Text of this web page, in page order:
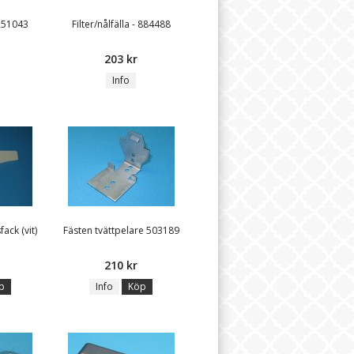
Filter/nålfälla - 884488
203 kr
Info
(vit) Fästen tvättpelare 503189
210 kr
Info Köp